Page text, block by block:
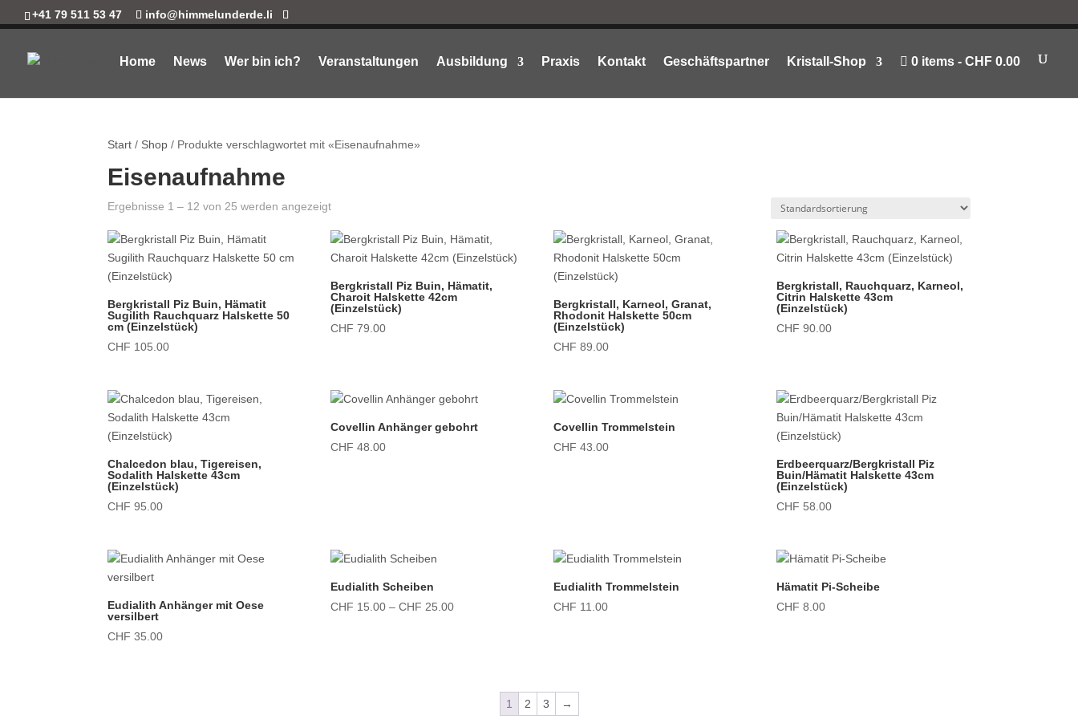
+41 79 511 53 47 info@himmelunderde.li
Home News Wer bin ich? Veranstaltungen Ausbildung Praxis Kontakt Geschäftspartner Kristall-Shop 0 items CHF 0.00
Start / Shop / Produkte verschlagwortet mit «Eisenaufnahme»
Eisenaufnahme
Ergebnisse 1 – 12 von 25 werden angezeigt
Bergkristall Piz Buin, Hämatit
Sugilith Rauchquarz Halskette 50
cm (Einzelstück)
CHF 105.00
Bergkristall Piz Buin, Hämatit,
Charoit Halskette 42cm
(Einzelstück)
CHF 79.00
Bergkristall, Karneol, Granat,
Rhodonit Halskette 50cm
(Einzelstück)
CHF 89.00
Bergkristall, Rauchquarz, Karneol,
Citrin Halskette 43cm
(Einzelstück)
CHF 90.00
Chalcedon blau, Tigereisen,
Sodalith Halskette 43cm
(Einzelstück)
CHF 95.00
Covellin Anhänger gebohrt
CHF 48.00
Covellin Trommelstein
CHF 43.00
Erdbeerquarz/Bergkristall Piz
Buin/Hämatit Halskette 43cm
(Einzelstück)
CHF 58.00
Eudialith Anhänger mit Oese
versilbert
CHF 35.00
Eudialith Scheiben
CHF 15.00 –CHF 25.00Preisspanne:
Eudialith Trommelstein
CHF 11.00
Hämatit Pi-Scheibe
CHF 8.00
1 2 3 →